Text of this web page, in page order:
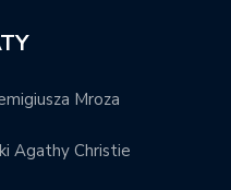
Mroza
Agathy Christie